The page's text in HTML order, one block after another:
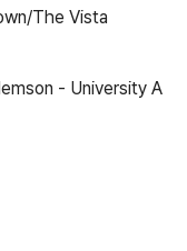
The Vista
- University A